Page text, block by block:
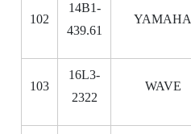
102
14B1-
439.61
YAMAHA
103
16L3-
2322
WAVE